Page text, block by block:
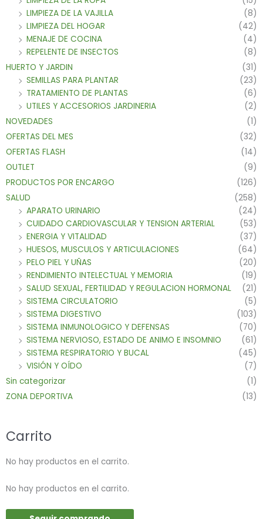
LIMPIEZA DE LA VAJILLA
(8)
LIMPIEZA DEL HOGAR
(42)
MENAJE DE COCINA
(4)
REPELENTE DE INSECTOS
(8)
HUERTO Y JARDIN
(31)
SEMILLAS PARA PLANTAR
(23)
TRATAMIENTO DE PLANTAS
(6)
UTILES Y ACCESORIOS JARDINERIA
(2)
NOVEDADES
(1)
OFERTAS DEL MES
(32)
OFERTAS FLASH
(14)
OUTLET
(9)
PRODUCTOS POR ENCARGO
(126)
SALUD
(258)
APARATO URINARIO
(24)
CUIDADO CARDIOVASCULAR Y TENSION ARTERIAL
(53)
ENERGIA Y VITALIDAD
(37)
HUESOS, MUSCULOS Y ARTICULACIONES
(64)
PELO PIEL Y UÑAS
(20)
RENDIMIENTO INTELECTUAL Y MEMORIA
(19)
SALUD SEXUAL, FERTILIDAD Y REGULACION HORMONAL
(21)
SISTEMA CIRCULATORIO
(5)
SISTEMA DIGESTIVO
(103)
SISTEMA INMUNOLOGICO Y DEFENSAS
(70)
SISTEMA NERVIOSO, ESTADO DE ANIMO E INSOMNIO
(61)
SISTEMA RESPIRATORIO Y BUCAL
(45)
VISIÓN Y OÍDO
(7)
Sin categorizar
(1)
ZONA DEPORTIVA
(13)
Carrito
No hay productos en el carrito.
No hay productos en el carrito.